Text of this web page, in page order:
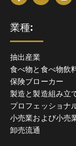
業種:
抽出産業
食べ物と食べ物飲
保険ブローカー
製造と製造組み立
プロフェッショナ
小売業および小売
卸売流通